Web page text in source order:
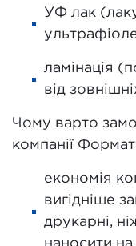
УФ лак
ламінація
від
Чому варто
компанії
економія
вигідніше
друкарні,